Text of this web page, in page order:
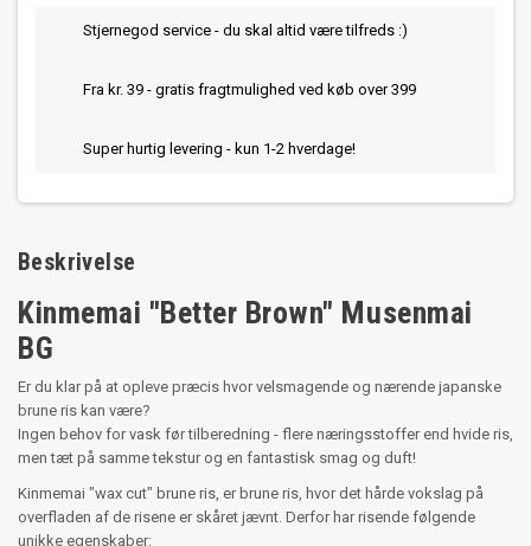
Stjernegod service - du skal altid være tilfreds :)
Fra kr. 39 - gratis fragtmulighed ved køb over 399
Super hurtig levering - kun 1-2 hverdage!
Beskrivelse
Kinmemai "Better Brown" Musenmai
BG
Er du klar på at opleve præcis hvor velsmagende og nærende japanske
brune ris kan være?
Ingen behov for vask før tilberedning - flere næringsstoffer end hvide ris,
men tæt på samme tekstur og en fantastisk smag og duft!
Kinmemai "wax cut" brune ris, er brune ris, hvor det hårde vokslag på
overfladen af de risene er skåret jævnt. Derfor har risende følgende
unikke egenskaber: